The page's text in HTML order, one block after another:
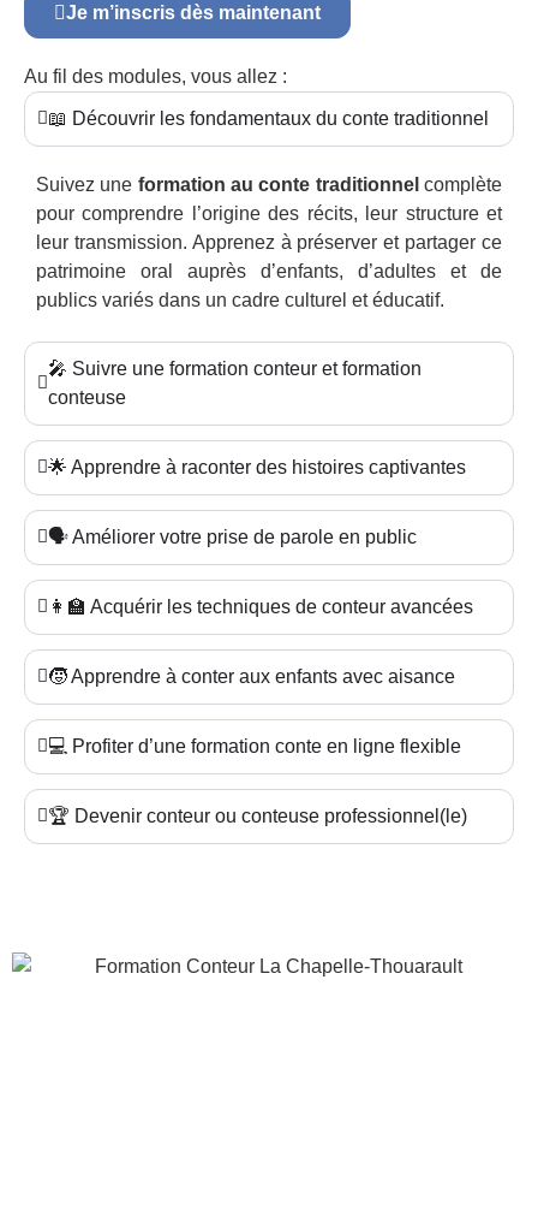
Je m’inscris dès maintenant
Au fil des modules, vous allez :
📖 Découvrir les fondamentaux du conte traditionnel
Suivez une formation au conte traditionnel complète
pour comprendre l’origine des récits, leur structure et
leur transmission. Apprenez à préserver et partager ce
patrimoine oral auprès d’enfants, d’adultes et de
publics variés dans un cadre culturel et éducatif.
🎤 Suivre une formation conteur et formation
conteuse
🌟 Apprendre à raconter des histoires captivantes
🗣️ Améliorer votre prise de parole en public
👩‍🏫 Acquérir les techniques de conteur avancées
🧒 Apprendre à conter aux enfants avec aisance
💻 Profiter d’une formation conte en ligne flexible
🏆 Devenir conteur ou conteuse professionnel(le)